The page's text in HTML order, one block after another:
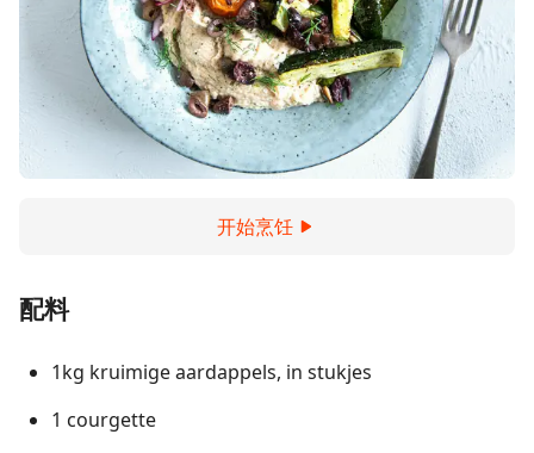
开始烹饪
配料
1kg kruimige aardappels, in stukjes
1 courgette